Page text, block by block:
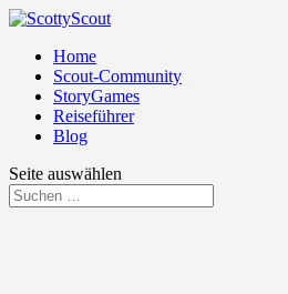
Home
Scout-Community
StoryGames
Reiseführer
Blog
Seite auswählen